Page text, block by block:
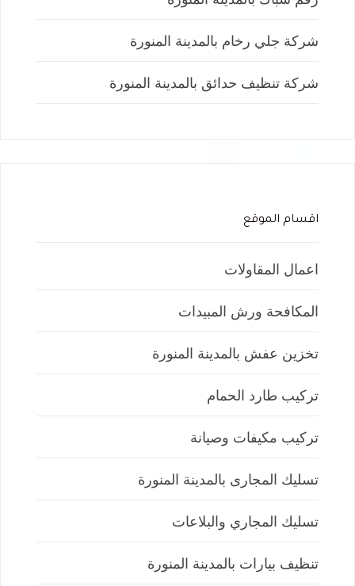
شركة جلي رخام بالمدينة المنورة
شركة تنظيف حدائق بالمدينة المنورة
اقسام الموقع
اعمال المقاولات
المكافحة ورش المبيدات
تخزين عفش بالمدينة المنورة
تركيب طارد الحمام
تركيب مكيفات وصيانة
تسليك المجارى بالمدينة المنورة
تسليك المجاري والبلاعات
تنظيف بيارات بالمدينة المنورة